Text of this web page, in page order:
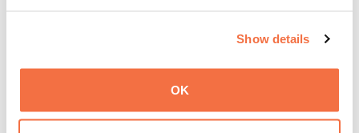
Show details
OK
在米歇尔·麦奎因（Michele McQueen）主厨掌勺的Town
主题对谈、现场绘画等丰富活动——仅限成人参与！
了解更多